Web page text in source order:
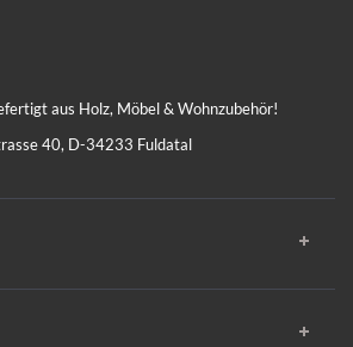
aus Holz, Möbel & Wohnzubehör!
40, D-34233 Fuldatal